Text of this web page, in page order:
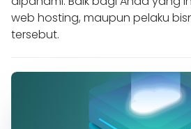
web hosting, maupun pelaku
tersebut.